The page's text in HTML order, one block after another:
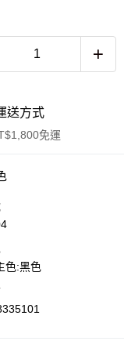
送方式
免運
付款
色:黑色